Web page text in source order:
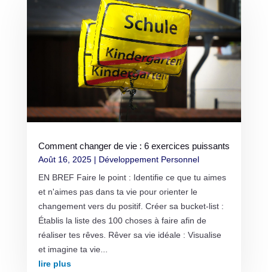
Comment changer de vie : 6 exercices puissants
Août 16, 2025| Développement Personnel
EN BREF Faire le point : Identifie ce que tu aimes
et n'aimes pas dans ta vie pour orienter le
changement vers du positif. Créer sa bucket-list :
Établis la liste des 100 choses à faire afin de
réaliser tes rêves. Rêver sa vie idéale : Visualise
et imagine ta vie...
lire plus